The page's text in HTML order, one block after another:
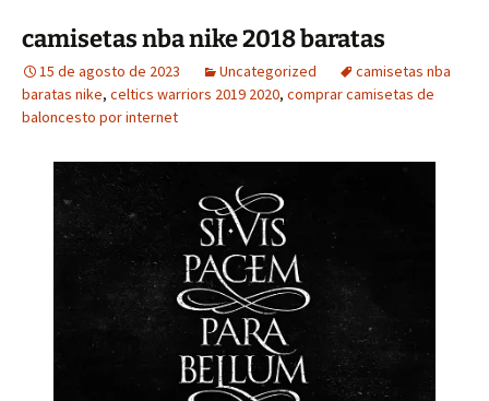
camisetas nba nike 2018 baratas
15 de agosto de 2023 Uncategorized
camisetas nba
baratas nike, celtics warriors 2019 2020, comprar camisetas de
baloncesto por internet